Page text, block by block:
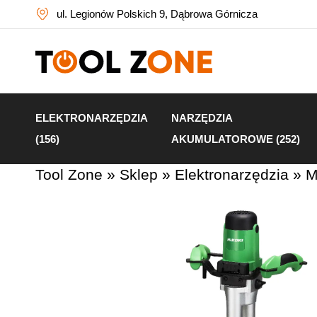
ul. Legionów Polskich 9, Dąbrowa Górnicza
ELEKTRONARZĘDZIA
(156)
NARZĘDZIA
AKUMULATOROWE (252)
Tool Zone » Sklep » Elektronarzędzia »